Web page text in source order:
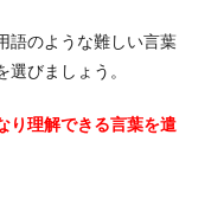
語のような難しい言葉
びましょう。
り理解できる言葉を遣